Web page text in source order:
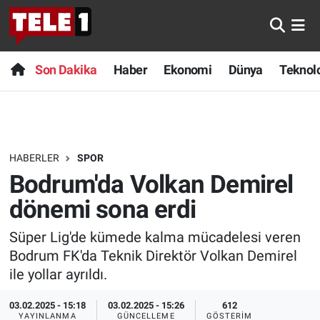
Son Dakika Haber Ekonomi Dünya
HABERLER SPOR
Bodrum'da Volkan Demirel
dönemi sona erdi
Süper Lig'de kümede kalma mücadelesi veren
Bodrum FK'da Teknik Direktör Volkan Demirel
ile yollar ayrıldı.
03.02.2025 - 15:18
YAYINLANMA
03.02.2025 - 15:26
GÜNCELLEME
612
GÖSTERIM
Anında Manşet
Başka Sohbetler
Bilim turu
Bilim ve Teknoloji Evreni
Doğa Konuşuyor
Dünya
Ege Saati
Son Dakika
Haber
Dünya
Teknoloji
Sağlık
Spor
Yayın Akışı
Nöbetçi Eczaneler
Hava Durumu
Trafik Durumu
Süper Lig Puan Durumu ve Fikstür
Tüm Manşetler
Son Dakika Haberleri
Haber Arşivi